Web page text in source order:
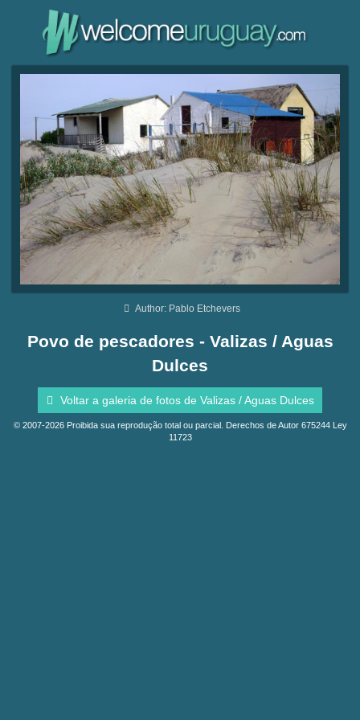
Author: Pablo Etchevers
Povo de pescadores - Valizas / Aguas
Dulces
Voltar a galeria de fotos de Valizas / Aguas Dulces
© 2007-2026 Proibida sua reprodução total ou parcial. Derechos de Autor 675244 Ley
11723